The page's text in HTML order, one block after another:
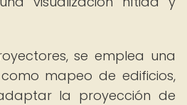
se emplea una
mapeo de edificios,
la proyección de